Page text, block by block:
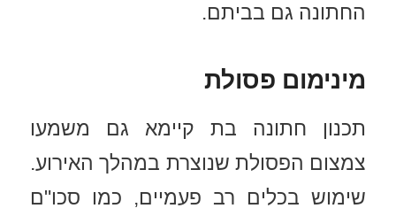
החתונה גם בביתם.
מינימום פסולת
תכנון חתונה בת קיימא גם משמעו
צמצום הפסולת שנוצרת במהלך האירוע.
שימוש בכלים רב פעמיים, כמו סכו"ם